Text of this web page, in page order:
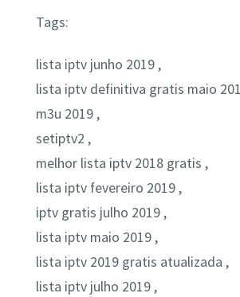
Tags:
lista iptv junho 2019 ,
lista iptv definitiva gratis maio
m3u 2019 ,
setiptv2 ,
melhor lista iptv 2018 gratis ,
lista iptv fevereiro 2019 ,
iptv gratis julho 2019 ,
lista iptv maio 2019 ,
lista iptv 2019 gratis atualizada ,
lista iptv julho 2019 ,